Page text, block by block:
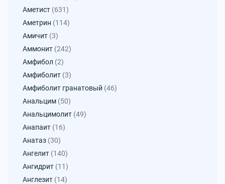
Аметист (631)
Аметрин (114)
Амичит (3)
Аммонит (242)
Амфибол (2)
Амфиболит (3)
Амфиболит гранатовый (46)
Анальцим (50)
Анальцимолит (49)
Анапаит (16)
Анатаз (30)
Ангелит (140)
Ангидрит (11)
Англезит (14)